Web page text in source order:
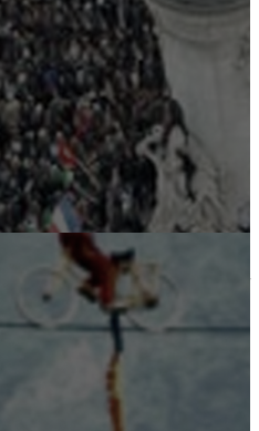
c'est ici
de la violence et la
inquiètent comme nous
le règne incontrôlé de la
indignés mais
agir ensemble, citoyens et
et organisations pour changer
viendra d'une
de penser, d'agir et de
que nous aurons ensemble la
de justice et de fraternité